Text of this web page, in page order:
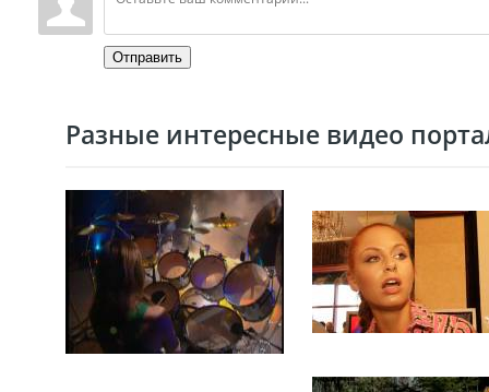
Отправить
Разные интересные видео